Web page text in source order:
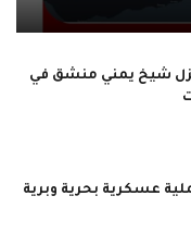
شيخ يمني منشق في
عسكرية بحرية وبرية